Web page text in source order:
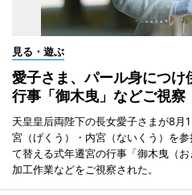
見る・遊ぶ
愛子さま、パール身につ
行事「御木曳」などご視察
天皇皇后両陛下の長女愛子さまが8月
宮（げくう）・内宮（ないくう）を
て替える式年遷宮の行事「御木曳（
加工作業などをご視察された。